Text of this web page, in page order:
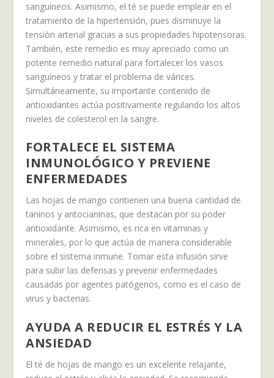
sanguíneos. Asimismo, el té se puede emplear en el
tratamiento de la hipertensión, pues disminuye la
tensión arterial gracias a sus propiedades hipotensoras.
También, este remedio es muy apreciado como un
potente remedio natural para fortalecer los vasos
sanguíneos y tratar el problema de várices.
Simultáneamente, su importante contenido de
antioxidantes actúa positivamente regulando los altos
niveles de colesterol en la sangre.
FORTALECE EL SISTEMA
INMUNOLÓGICO Y PREVIENE
ENFERMEDADES
Las hojas de mango contienen una buena cantidad de
taninos y antocianinas, que destacan por su poder
antioxidante. Asimismo, es rica en vitaminas y
minerales, por lo que actúa de manera considerable
sobre el sistema inmune. Tomar esta infusión sirve
para subir las defensas y prevenir enfermedades
causadas por agentes patógenos, como es el caso de
virus y bacterias.
AYUDA A REDUCIR EL ESTRÉS Y LA
ANSIEDAD
El té de hojas de mango es un excelente relajante,